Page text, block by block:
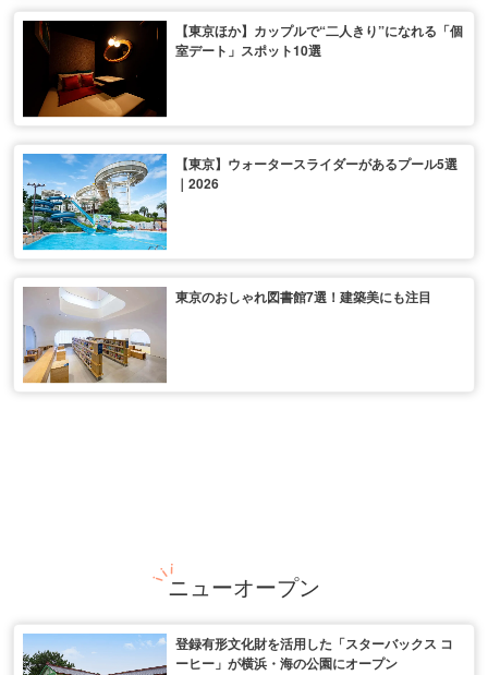
【東京ほか】カップルで“二人きり”になれる「個
室デート」スポット10選
【東京】ウォータースライダーがあるプール5選
｜2026
東京のおしゃれ図書館7選！建築美にも注目
ニューオープン
登録有形文化財を活用した「スターバックス コ
ーヒー」が横浜・海の公園にオープン